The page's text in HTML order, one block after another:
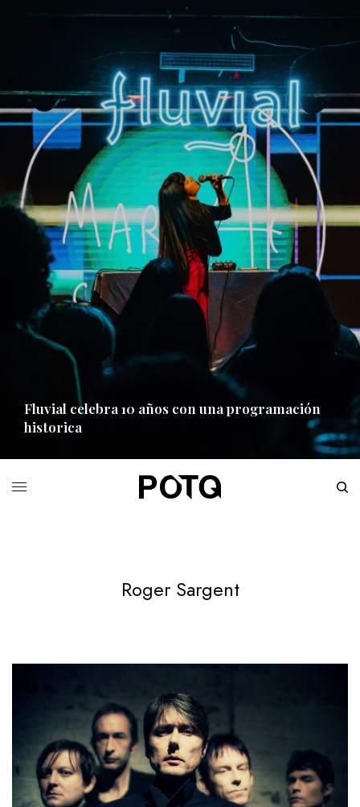
Fluvial celebra 10 años con una programación
historica
Roger Sargent